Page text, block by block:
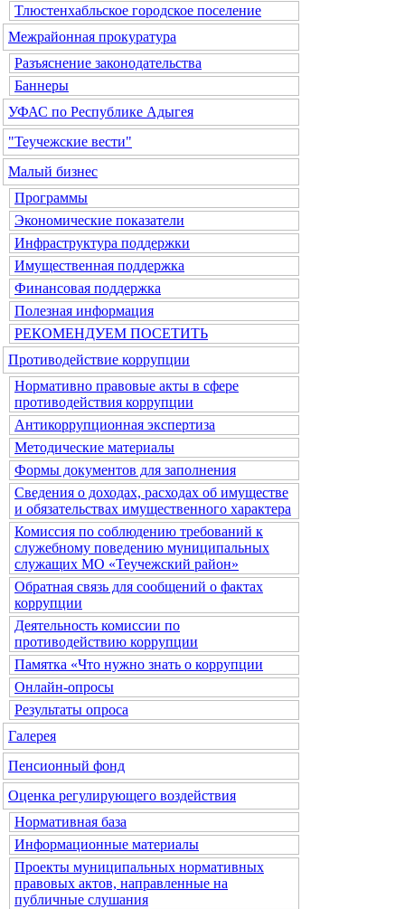
Тлюстенхабльское городское поселение
Межрайонная прокуратура
Разъяснение законодательства
Баннеры
УФАС по Республике Адыгея
"Теучежские вести"
Малый бизнес
Программы
Экономические показатели
Инфраструктура поддержки
Имущественная поддержка
Финансовая поддержка
Полезная информация
РЕКОМЕНДУЕМ ПОСЕТИТЬ
Противодействие коррупции
Нормативно правовые акты в сфере
противодействия коррупции
Антикоррупционная экспертиза
Методические материалы
Формы документов для заполнения
Сведения о доходах, расходах об имуществе
и обязательствах имущественного характера
Комиссия по соблюдению требований к
служебному поведению муниципальных
служащих МО «Теучежский район»
Обратная связь для сообщений о фактах
коррупции
Деятельность комиссии по
противодействию коррупции
Памятка «Что нужно знать о коррупции
Онлайн-опросы
Результаты опроса
Галерея
Пенсионный фонд
Оценка регулирующего воздействия
Нормативная база
Информационные материалы
Проекты муниципальных нормативных
правовых актов, направленные на
публичные слушания